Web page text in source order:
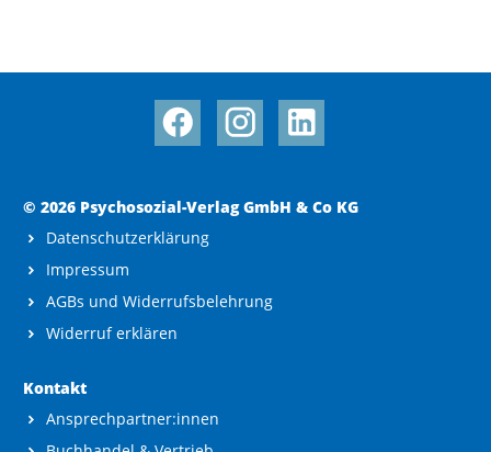
© 2026 Psychosozial-Verlag GmbH & Co KG
Datenschutzerklärung
Impressum
AGBs und Widerrufsbelehrung
Widerruf erklären
Kontakt
Ansprechpartner:innen